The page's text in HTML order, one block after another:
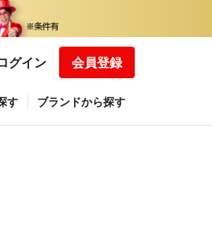
グイン 会員登録
す ブランドから探す